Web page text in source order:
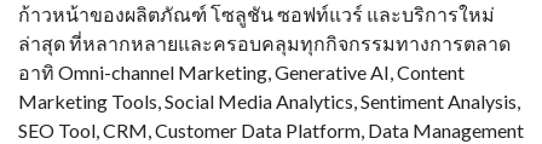
ก้าวหน้าของผลิตภัณฑ์ โซลูชัน ซอฟท์แวร์ และบริการใหม่
ล่าสุด ที่หลากหลายและครอบคลุมทุกกิจกรรมทางการตลาด
อาทิ Omni-channel Marketing, Generative AI, Content
Marketing Tools, Social Media Analytics, Sentiment Analysis,
SEO Tool, CRM, Customer Data Platform, Data Management